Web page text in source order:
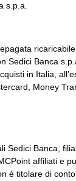
s.p.a.
Sedici Banca
in Italia,
Money
Sedici Banca,
affiliati e
è titolare di